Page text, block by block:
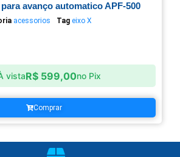
avanço automatico APF-500
acessorios Tag eixo X
vistaR$ 599,00no Pix
Comprar